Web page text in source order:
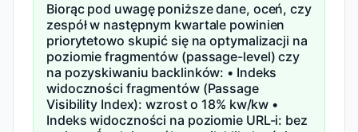
Biorąc pod uwagę poniższe dane, oceń, czy
zespół w następnym kwartale powinien
priorytetowo skupić się na optymalizacji na
poziomie fragmentów (passage-level) czy
na pozyskiwaniu backlinków: • Indeks
widoczności fragmentów (Passage
Visibility Index): wzrost o 18% kw/kw •
Indeks widoczności na poziomie URL-i: bez